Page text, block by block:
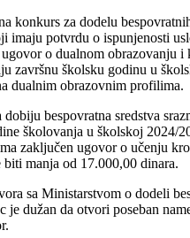
konkurs za dodelu
imaju potvrdu o ispunjenosti
o dualnom obrazovanju i
završnu školsku godinu u
dualnim obrazovnim profilima.
bespovratna sredstva
školovanja u školskoj 2024/
zaključen ugovor o učenju
manja od 17.000,00 dinara.
sa Ministarstvom o dodeli
je dužan da otvori poseban